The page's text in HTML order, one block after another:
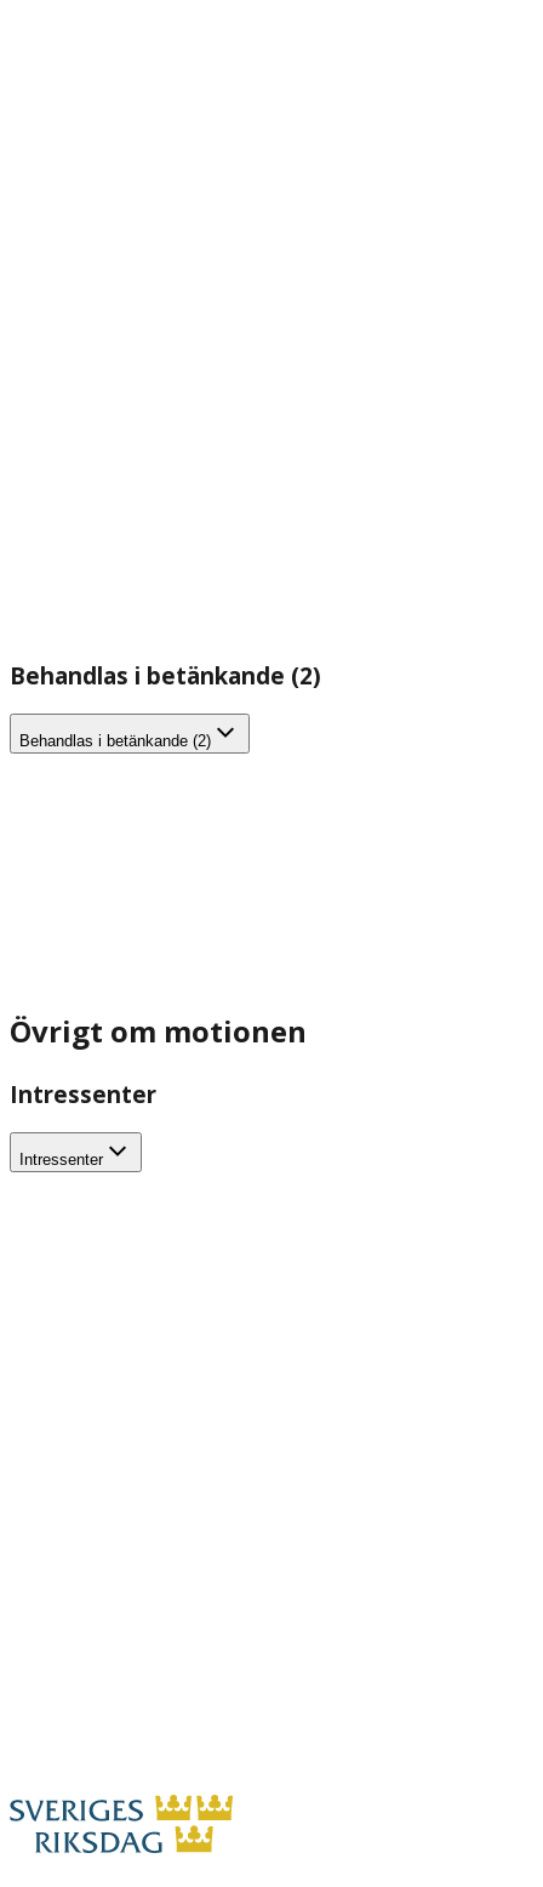
Behandlas i betänkande (2)
Behandlas i betänkande (2)
Övrigt om motionen
Intressenter
Intressenter